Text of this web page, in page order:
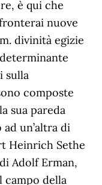
è qui che
nuove
divinità egizie
sulla
composte
sua pareda
un’altra di
Heinrich Sethe
Adolf Erman,
campo della